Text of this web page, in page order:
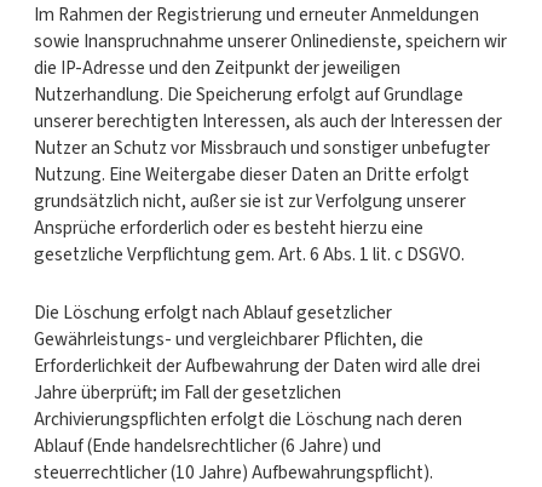
Im Rahmen der Registrierung und erneuter Anmeldungen
sowie Inanspruchnahme unserer Onlinedienste, speichern wir
die IP-Adresse und den Zeitpunkt der jeweiligen
Nutzerhandlung. Die Speicherung erfolgt auf Grundlage
unserer berechtigten Interessen, als auch der Interessen der
Nutzer an Schutz vor Missbrauch und sonstiger unbefugter
Nutzung. Eine Weitergabe dieser Daten an Dritte erfolgt
grundsätzlich nicht, außer sie ist zur Verfolgung unserer
Ansprüche erforderlich oder es besteht hierzu eine
gesetzliche Verpflichtung gem. Art. 6 Abs. 1 lit. c DSGVO.
Die Löschung erfolgt nach Ablauf gesetzlicher
Gewährleistungs- und vergleichbarer Pflichten, die
Erforderlichkeit der Aufbewahrung der Daten wird alle drei
Jahre überprüft; im Fall der gesetzlichen
Archivierungspflichten erfolgt die Löschung nach deren
Ablauf (Ende handelsrechtlicher (6 Jahre) und
steuerrechtlicher (10 Jahre) Aufbewahrungspflicht).